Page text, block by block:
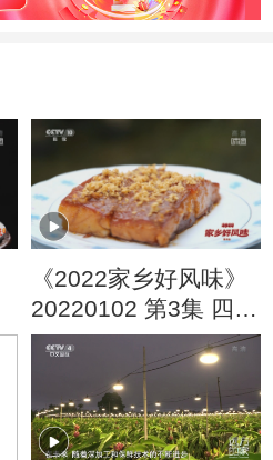
《2022家乡好风味》
20220102 第3集 四川
省绵阳市